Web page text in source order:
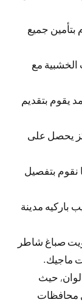
بتأمين جميع
مع
يقوم بتقديم
يحصل على
نقوم بتفصيل
باركيه مدينة
صباغ شاطر
ماجيك.
حيث
محافظات